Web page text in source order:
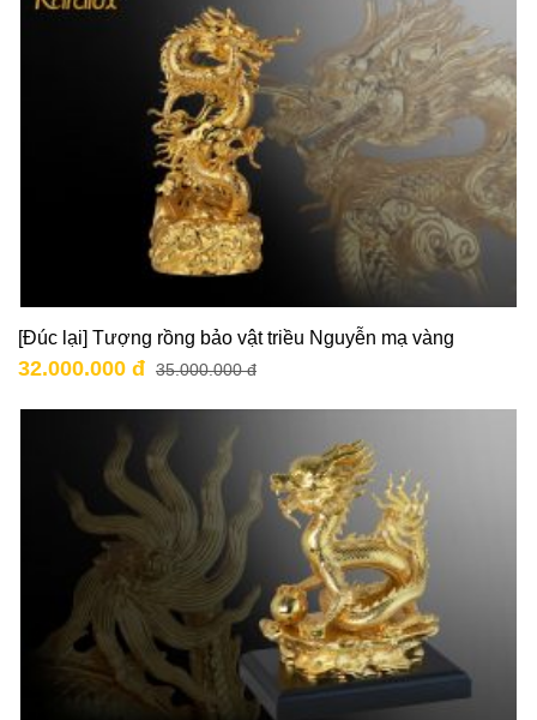
[Đúc lại] Tượng rồng bảo vật triều Nguyễn mạ vàng
32.000.000 đ 35.000.000 đ